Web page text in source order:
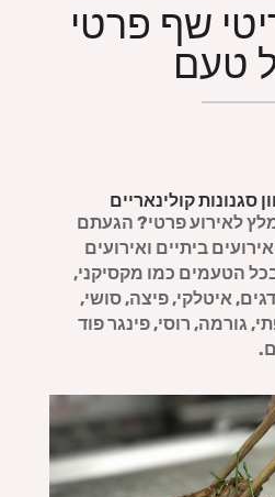
שף פרטי
טעם
סגנונות קולינאריים
לאירוע פרטי? הגעתם
ביתיים ואירועים
הטעמים כמו מקסיקני,
איטלקי, פיצה, סושי,
גורמה, רוסי, פינגר פוד